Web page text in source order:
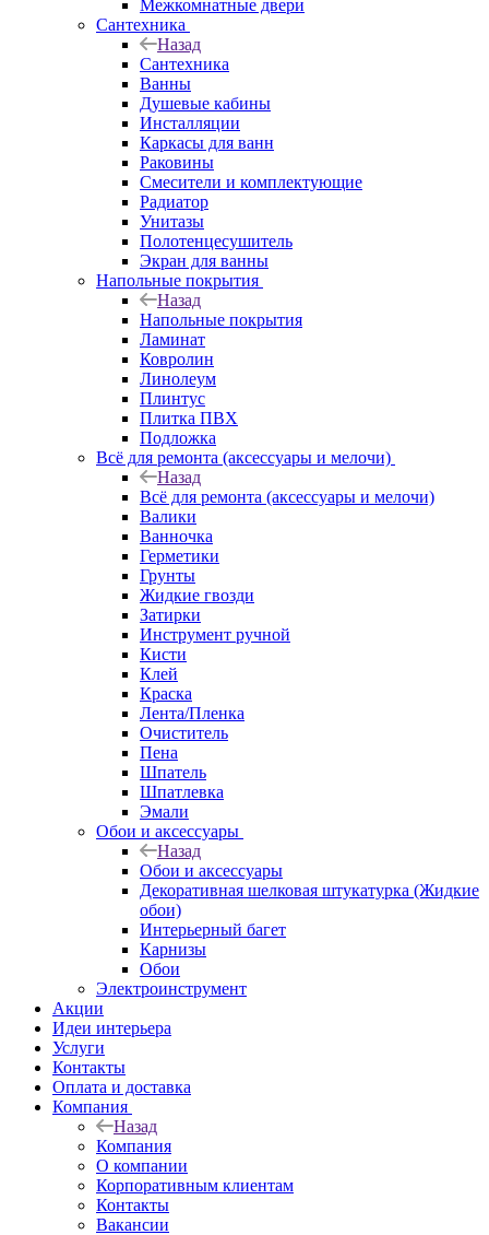
Межкомнатные двери
Сантехника
Назад
Сантехника
Ванны
Душевые кабины
Инсталляции
Каркасы для ванн
Раковины
Смесители и комплектующие
Радиатор
Унитазы
Полотенцесушитель
Экран для ванны
Напольные покрытия
Назад
Напольные покрытия
Ламинат
Ковролин
Линолеум
Плинтус
Плитка ПВХ
Подложка
Всё для ремонта (аксессуары и мелочи)
Назад
Всё для ремонта (аксессуары и мелочи)
Валики
Ванночка
Герметики
Грунты
Жидкие гвозди
Затирки
Инструмент ручной
Кисти
Клей
Краска
Лента/Пленка
Очиститель
Пена
Шпатель
Шпатлевка
Эмали
Обои и аксессуары
Назад
Обои и аксессуары
Декоративная шелковая штукатурка (Жидкие
обои)
Интерьерный багет
Карнизы
Обои
Электроинструмент
Акции
Идеи интерьера
Услуги
Контакты
Оплата и доставка
Компания
Назад
Компания
О компании
Корпоративным клиентам
Контакты
Вакансии